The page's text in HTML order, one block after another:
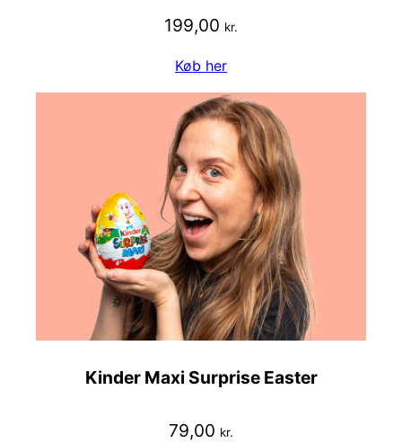
199,00 kr.
Køb her
Kinder Maxi Surprise Easter
79,00 kr.